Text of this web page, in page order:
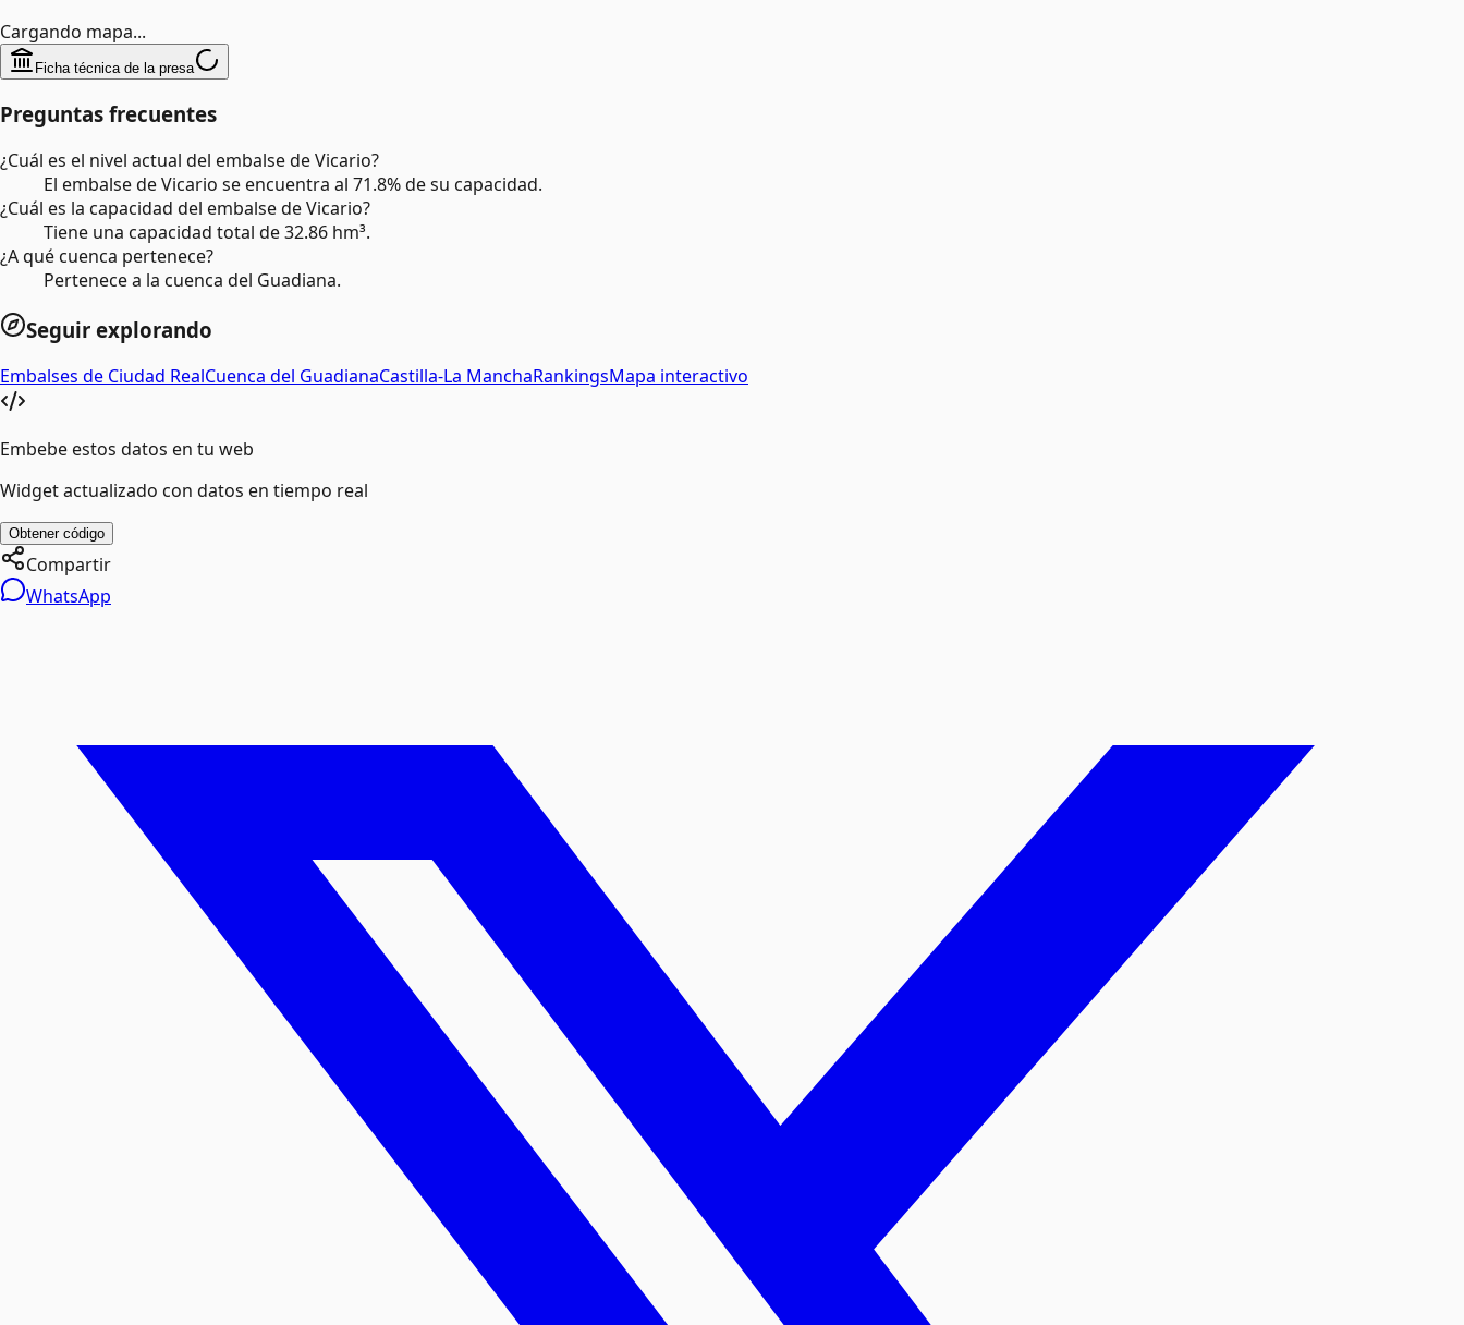
Cargando mapa...
Ficha técnica de la presa
Preguntas frecuentes
¿Cuál es el nivel actual del embalse de Vicario?
El embalse de Vicario se encuentra al 71.8% de su capacidad.
¿Cuál es la capacidad del embalse de Vicario?
Tiene una capacidad total de 32.86 hm³.
¿A qué cuenca pertenece?
Pertenece a la cuenca del Guadiana.
Seguir explorando
Embalses de Ciudad RealCuenca del GuadianaCastilla-La ManchaRankingsMapa interactivo
Embebe estos datos en tu web
Widget actualizado con datos en tiempo real
Obtener código
Compartir
WhatsApp